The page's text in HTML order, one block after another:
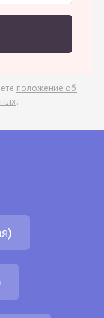
положение об
.